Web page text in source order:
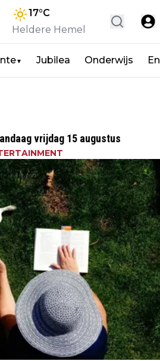
17°C
Heldere Hemel
▼ Jubilea Onderwijs
vrijdag 15 augustus